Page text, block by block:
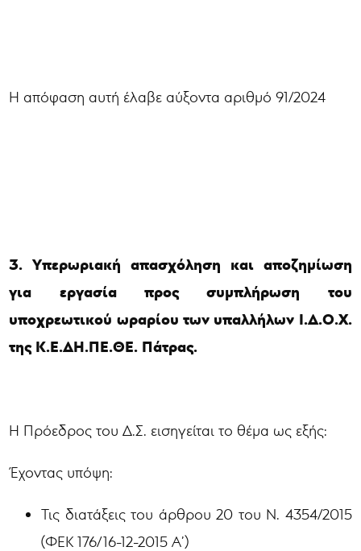
Η απόφαση αυτή έλαβε αύξοντα αριθμό 91/2024
3. Υπερωριακή απασχόληση και αποζημίωση
για εργασία προς συμπλήρωση του
υποχρεωτικού ωραρίου των υπαλλήλων Ι.Δ.Ο.Χ.
της Κ.Ε.ΔΗ.ΠΕ.ΘΕ. Πάτρας.
Η Πρόεδρος του Δ.Σ. εισηγείται το θέμα ως εξής:
Έχοντας υπόψη:
Τις διατάξεις του άρθρου 20 του Ν. 4354/2015
(ΦΕΚ 176/16-12-2015 Α’)